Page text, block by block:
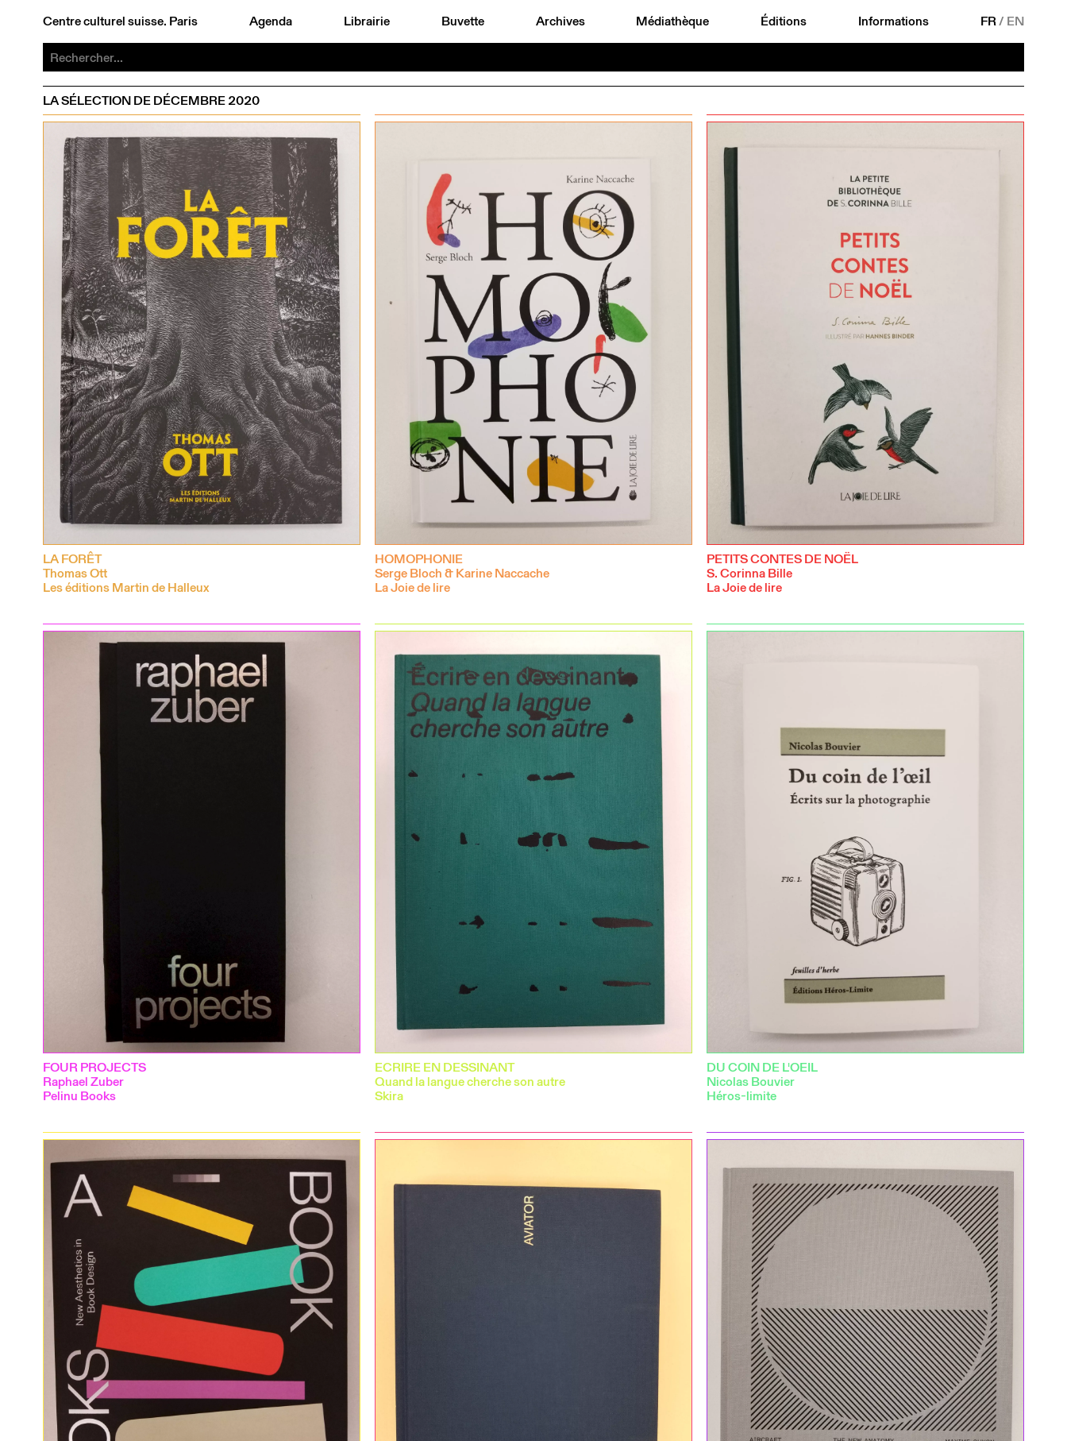
Centre culturel suisse. Paris Agenda Librairie Buvette Archives Médiathèque Éditions Informations FR/ EN
LA SÉLECTION DE DÉCEMBRE 2020
LA FORÊT
Thomas Ott
Les éditions Martin de Halleux
HOMOPHONIE
Serge Bloch & Karine Naccache
La Joie de lire
PETITS CONTES DE NOËL
S. Corinna Bille
La Joie de lire
FOUR PROJECTS
Raphael Zuber
Pelinu Books
ECRIRE EN DESSINANT
Quand la langue cherche son autre
Skira
DU COIN DE L'OEIL
Nicolas Bouvier
Héros-limite